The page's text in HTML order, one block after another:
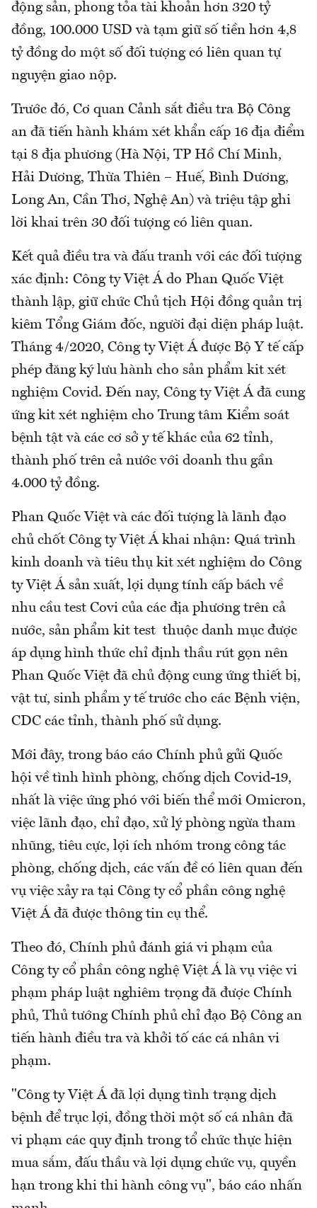
động sản, phong tỏa tài khoản hơn 320 tỷ
đồng, 100.000 USD và tạm giữ số tiền hơn 4,8
tỷ đồng do một số đối tượng có liên quan tự
nguyện giao nộp.
Trước đó, Cơ quan Cảnh sắt điều tra Bộ Công
an đã tiến hành khám xét khẩn cấp 16 địa điểm
tại 8 địa phương (Hà Nội, TP Hồ Chí Minh,
Hải Dương, Thừa Thiên – Huế, Bình Dương,
Long An, Cần Thơ, Nghệ An) và triệu tập ghi
lời khai trên 30 đối tượng có liên quan.
Kết quả điều tra và đấu tranh với các đối tượng
xác định: Công ty Việt Á do Phan Quốc Việt
thành lập, giữ chức Chủ tịch Hội đồng quản trị
kiêm Tổng Giám đốc, người đại diện pháp luật.
Tháng 4/2020, Công ty Việt Á được Bộ Y tế cấp
phép đăng ký lưu hành cho sản phẩm kit xét
nghiệm Covid. Đến nay, Công ty Việt Á đã cung
ứng kit xét nghiệm cho Trung tâm Kiểm soát
bệnh tật và các cơ sở y tế khác của 62 tỉnh,
thành phố trên cả nước với doanh thu gần
4.000 tỷ đồng.
Phan Quốc Việt và các đối tượng là lãnh đạo
chủ chốt Công ty Việt Á khai nhận: Quá trình
kinh doanh và tiêu thụ kit xét nghiệm do Công
ty Việt Á sản xuất, lợi dụng tính cấp bách về
nhu cầu test Covi của các địa phương trên cả
nước, sản phẩm kit test thuộc danh mục được
áp dụng hình thức chỉ định thầu rút gọn nên
Phan Quốc Việt đã chủ động cung ứng thiết bị,
vật tư, sinh phẩm y tế trước cho các Bệnh viện,
CDC các tỉnh, thành phố sử dụng.
Mới đây, trong báo cáo Chính phủ gửi Quốc
hội về tình hình phòng, chống dịch Covid-19,
nhất là việc ứng phó với biến thể mới Omicron,
việc lãnh đạo, chỉ đạo, xử lý phòng ngừa tham
nhũng, tiêu cực, lợi ích nhóm trong công tác
phòng, chống dịch, các vấn đề có liên quan đến
vụ việc xảy ra tại Công ty cổ phần công nghệ
Việt Á đã được thông tin cụ thể.
Theo đó, Chính phủ đánh giá vi phạm của
Công ty cổ phần công nghệ Việt Á là vụ việc vi
phạm pháp luật nghiêm trọng đã được Chính
phủ, Thủ tướng Chính phủ chỉ đạo Bộ Công an
tiến hành điều tra và khởi tố các cá nhân vi
phạm.
"Công ty Việt Á đã lợi dụng tình trạng dịch
bệnh để trục lợi, đồng thời một số cá nhân đã
vi phạm các quy định trong tổ chức thực hiện
mua sắm, đấu thầu và lợi dụng chức vụ, quyền
hạn trong khi thi hành công vụ", báo cáo nhấn